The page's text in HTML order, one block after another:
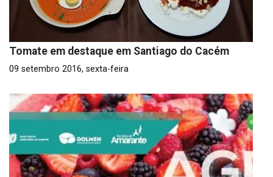
Tomate em destaque em Santiago do Cacém
09 setembro 2016, sexta-feira